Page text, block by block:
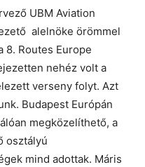
UBM Aviation
alelnöke örömmel
8. Routes Europe
nehéz volt a
verseny folyt. Azt
Budapest Európán
megközelíthető, a
osztályú
mind adottak. Máris